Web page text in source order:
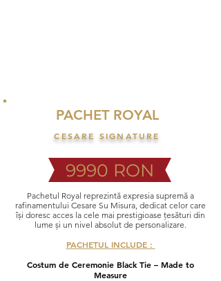
PACHET ROYAL
CESARE SIGNATURE
9990 RON
Pachetul Royal reprezintă expresia supremă a
rafinamentului Cesare Su Misura, dedicat celor care
își doresc acces la cele mai prestigioase țesături din
lume și un nivel absolut de personalizare.
PACHETUL INCLUDE :
Costum de Ceremonie Black Tie – Made to
Measure